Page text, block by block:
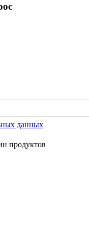
данных
продуктов